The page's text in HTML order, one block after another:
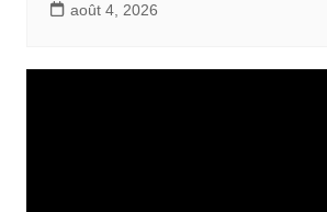
août 4, 2026